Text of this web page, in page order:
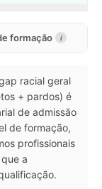
formação i
racial geral
+ pardos) é
de admissão
de formação,
profissionais
a